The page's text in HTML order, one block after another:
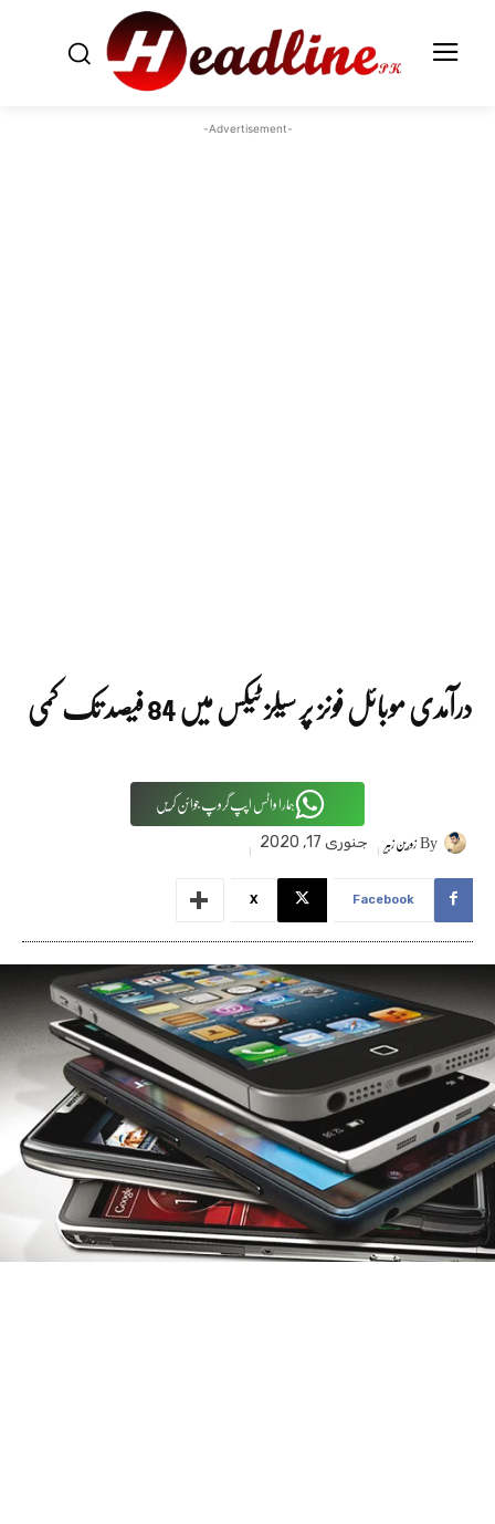
-Advertisement-
درآمدی موبائل فونز پر سیلز ٹیکس میں 84 فیصد تک کمی
ہمارا واٹس اپپ گروپ جوائن کریں
Byزورین زبیر جنوری 17, 2020
Facebook
X